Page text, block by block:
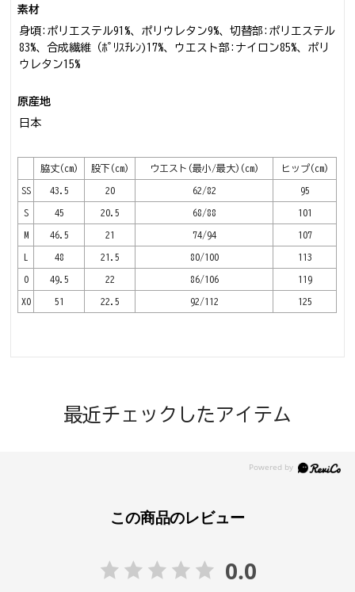
素材
身頃:ポリエステル91%、ポリウレタン9%、切替部:ポリエステル
83%、合成繊維（ﾎﾟﾘｽﾁﾚﾝ)17%、ウエスト部:ナイロン85%、ポリ
ウレタン15%
原産地
日本
脇丈(cm) 股下(cm) ウエスト(最小/最大)(cm) ヒップ(cm)
SS 43.5 20 62/82 95
S 45 20.5 68/88 101
M 46.5 21 74/94 107
48 21.5 80/100 113
O 49.5 22 86/106 119
XO 51 22.5 92/112 125
最近チェックしたアイテム
この商品のレビュー
0.0